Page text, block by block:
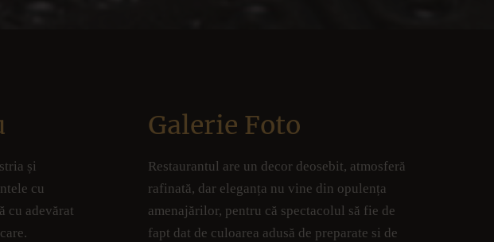
și
cu
cu adevărat
Galerie Foto
Restaurantul are un decor deosebit, atmosferă
rafinată, dar eleganța nu vine din opulența
amenajărilor, pentru că spectacolul să fie de
fapt dat de culoarea adusă de preparate si de